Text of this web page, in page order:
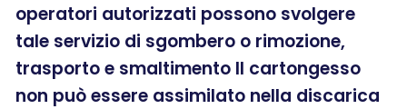
operatori autorizzati possono svolgere
tale servizio di sgombero o rimozione,
trasporto e smaltimento Il cartongesso
non può essere assimilato nella discarica